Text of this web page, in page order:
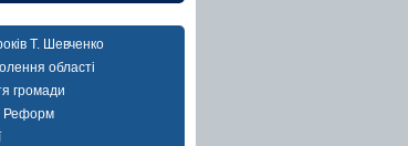
Т. Шевченко
області
громади
Реформ